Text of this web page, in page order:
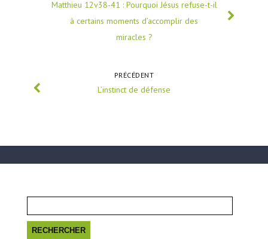
Matthieu 12v38-41 : Pourquoi Jésus refuse-t-il
à certains moments d’accomplir des
miracles ?
PRÉCÉDENT
L’instinct de défense